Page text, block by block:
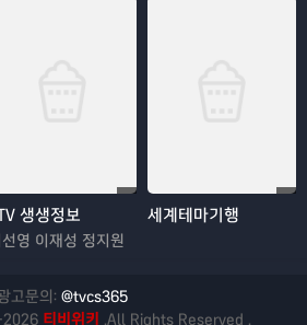
생생정보
영 이재성 정지원
세계테마기행
고문의: @tvcs365
티비위키 .All Rights Reserved .